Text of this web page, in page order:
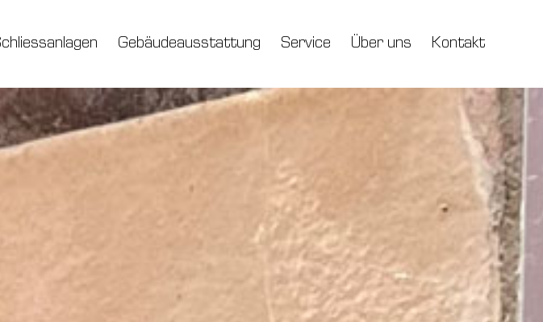
Gebäudeausstattung Service Über uns Kontakt